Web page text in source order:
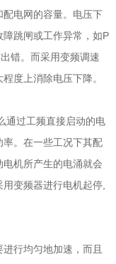
电网的容量。电压下
跳闸或工作异常，如P
错。而采用变频调速
度上消除电压下降。
过工频直接启动的电
。在一些工况下其配
机所产生的电涌就会
变频器进行电机起停,
行均匀地加速，而且